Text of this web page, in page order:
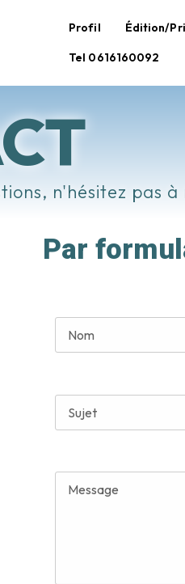
Profil Édition/
Tel 0616160092
n'hésitez pas
Par